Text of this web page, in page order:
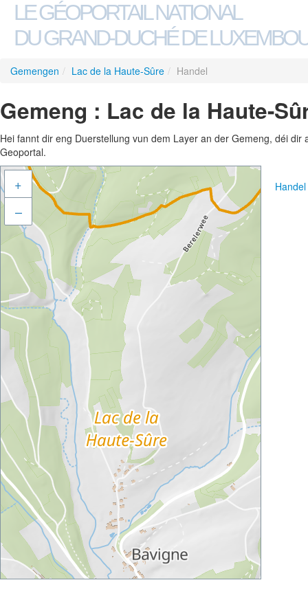
LE GÉOPORTAIL NATIONAL
DU GRAND-DUCHÉ DE
Gemengen / Lac de la Haute-Sûre / Handel
Gemeng : Lac de la Haute-
Hei fannt dir eng Duerstellung vun dem Layer an der Gemeng, déi
Geoportal.
+
–